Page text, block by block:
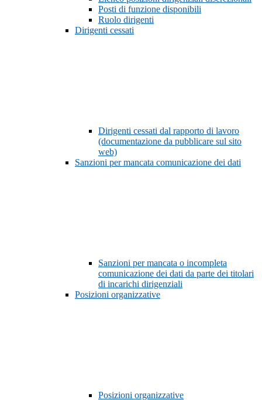
Posti di funzione disponibili
Ruolo dirigenti
Dirigenti cessati
Dirigenti cessati dal rapporto di lavoro
(documentazione da pubblicare sul sito
web)
Sanzioni per mancata comunicazione dei dati
Sanzioni per mancata o incompleta
comunicazione dei dati da parte dei titolari
di incarichi dirigenziali
Posizioni organizzative
Posizioni organizzative